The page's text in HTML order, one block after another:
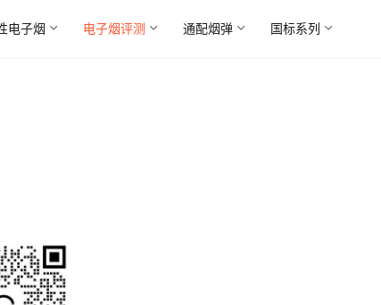
电子烟 电子烟评测 通配烟弹 国标系列